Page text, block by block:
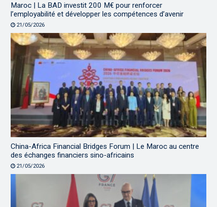
Maroc | La BAD investit 200 M€ pour renforcer
l’employabilité et développer les compétences d’avenir
21/05/2026
China-Africa Financial Bridges Forum | Le Maroc au centre
des échanges financiers sino-africains
21/05/2026